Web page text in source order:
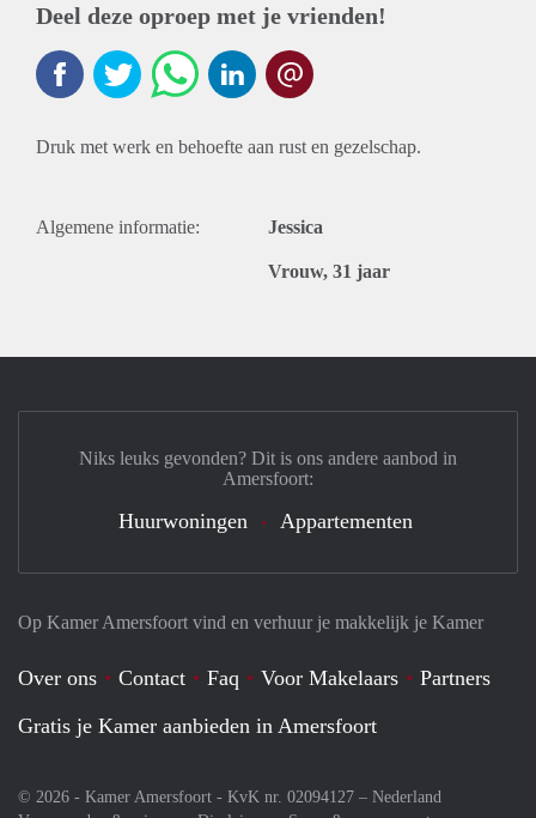
Deel deze oproep met je vrienden!
Druk met werk en behoefte aan rust en gezelschap.
Algemene informatie: Jessica
Vrouw, 31 jaar
Op Kamer Amersfoort vind en verhuur je makkelijk je Kamer
Over ons Contact Faq Voor Makelaars
Partners
Gratis je Kamer aanbieden in Amersfoort
© 2026 - Kamer Amersfoort - KvK nr. 02094127 – Nederland
Niks leuks gevonden? Dit is ons andere aanbod in
Amersfoort:
Huurwoningen Appartementen